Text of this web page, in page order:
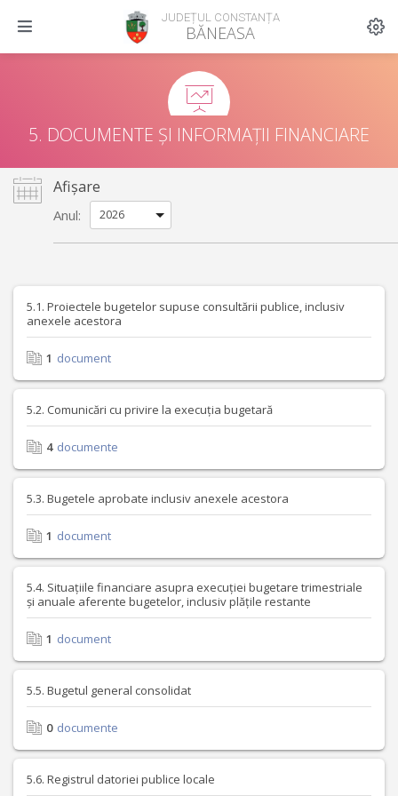
JUDEȚUL CONSTANȚA
BĂNEASA
5. DOCUMENTE ȘI INFORMAȚII FINANCIARE
Afișare
Anul:
5.1. Proiectele bugetelor supuse consultării publice, inclusiv
anexele acestora
1 document
5.2. Comunicări cu privire la execuția bugetară
4 documente
5.3. Bugetele aprobate inclusiv anexele acestora
1 document
5.4. Situațiile financiare asupra execuției bugetare trimestriale
și anuale aferente bugetelor, inclusiv plățile restante
1 document
5.5. Bugetul general consolidat
0 documente
5.6. Registrul datoriei publice locale